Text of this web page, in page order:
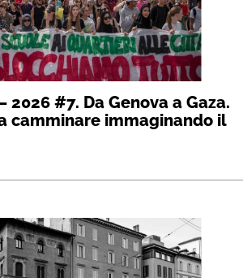
2026 #7. Da Genova a Gaza.
camminare immaginando il